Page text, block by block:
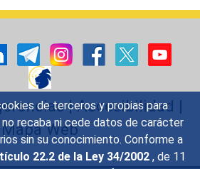
de terceros y propias para
recaba ni cede datos de carácter
sin su conocimiento. Conforme a
22.2 de la Ley 34/2002 , de 11
|Accesibilidad |
Mapa Web